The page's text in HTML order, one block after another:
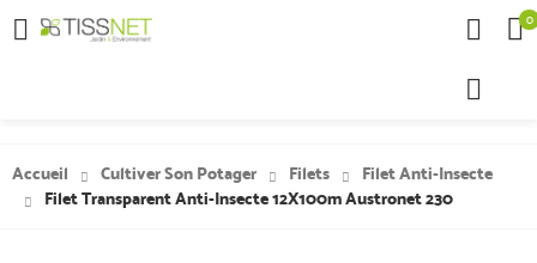
 0
Accueil Cultiver Son Potager Filets
Filet Anti-Insecte
Filet Transparent Anti-Insecte 12X100m Austronet 230